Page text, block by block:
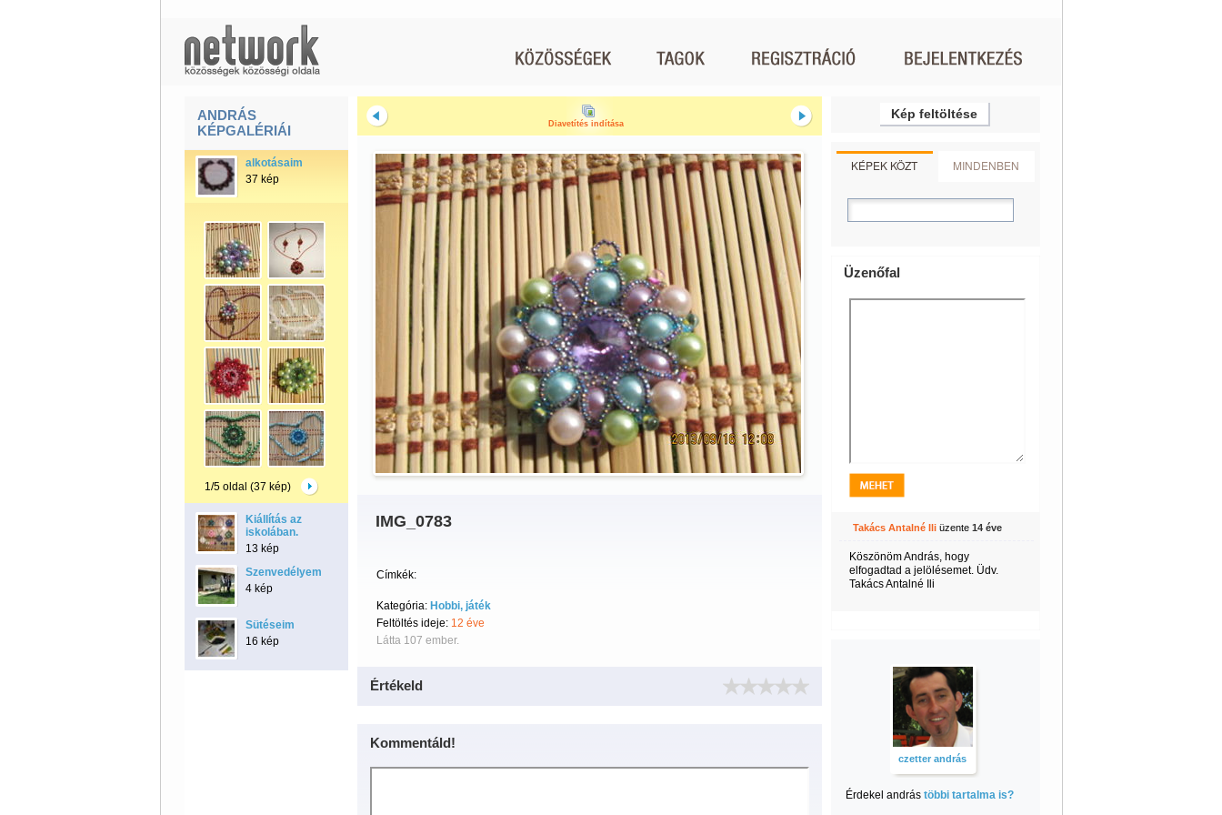
ANDRÁS
KÉPGALÉRIÁI
alkotásaim
37 kép
1/5 oldal (37 kép)
Kiállítás az
iskolában.
13 kép
Szenvedélyem
4 kép
Sütéseim
16 kép
Diavetítés indítása
IMG_0783
Címkék:
Kategória: Hobbi, játék
Feltöltés ideje: 12 éve
Látta 107 ember.
Értékeld
Kommentáld!
Kép feltöltése
KÉPEK KÖZT MINDENBEN
Üzenőfal
Takács Antalné Iliüzente 14 éve
Köszönöm András, hogy
elfogadtad a jelölésemet. Üdv.
Takács Antalné Ili
czetter andrás
Érdekel andrás többi tartalma is?